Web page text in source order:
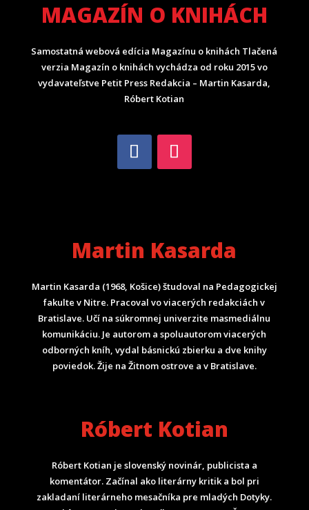
MAGAZÍN O KNIHÁCH
Samostatná webová edícia Magazínu o knihách Tlačená
verzia Magazín o knihách vychádza od roku 2015 vo
vydavateľstve Petit Press Redakcia – Martin Kasarda,
Róbert Kotian
Martin Kasarda
Martin Kasarda (1968, Košice) študoval na Pedagogickej
fakulte v Nitre. Pracoval vo viacerých redakciách v
Bratislave. Učí na súkromnej univerzite masmediálnu
komunikáciu. Je autorom a spoluautorom viacerých
odborných kníh, vydal básnickú zbierku a dve knihy
poviedok. Žije na Žitnom ostrove a v Bratislave.
Róbert Kotian
Róbert Kotian je slovenský novinár, publicista a
komentátor. Začínal ako literárny kritik a bol pri
zakladaní literárneho mesačníka pre mladých Dotyky.